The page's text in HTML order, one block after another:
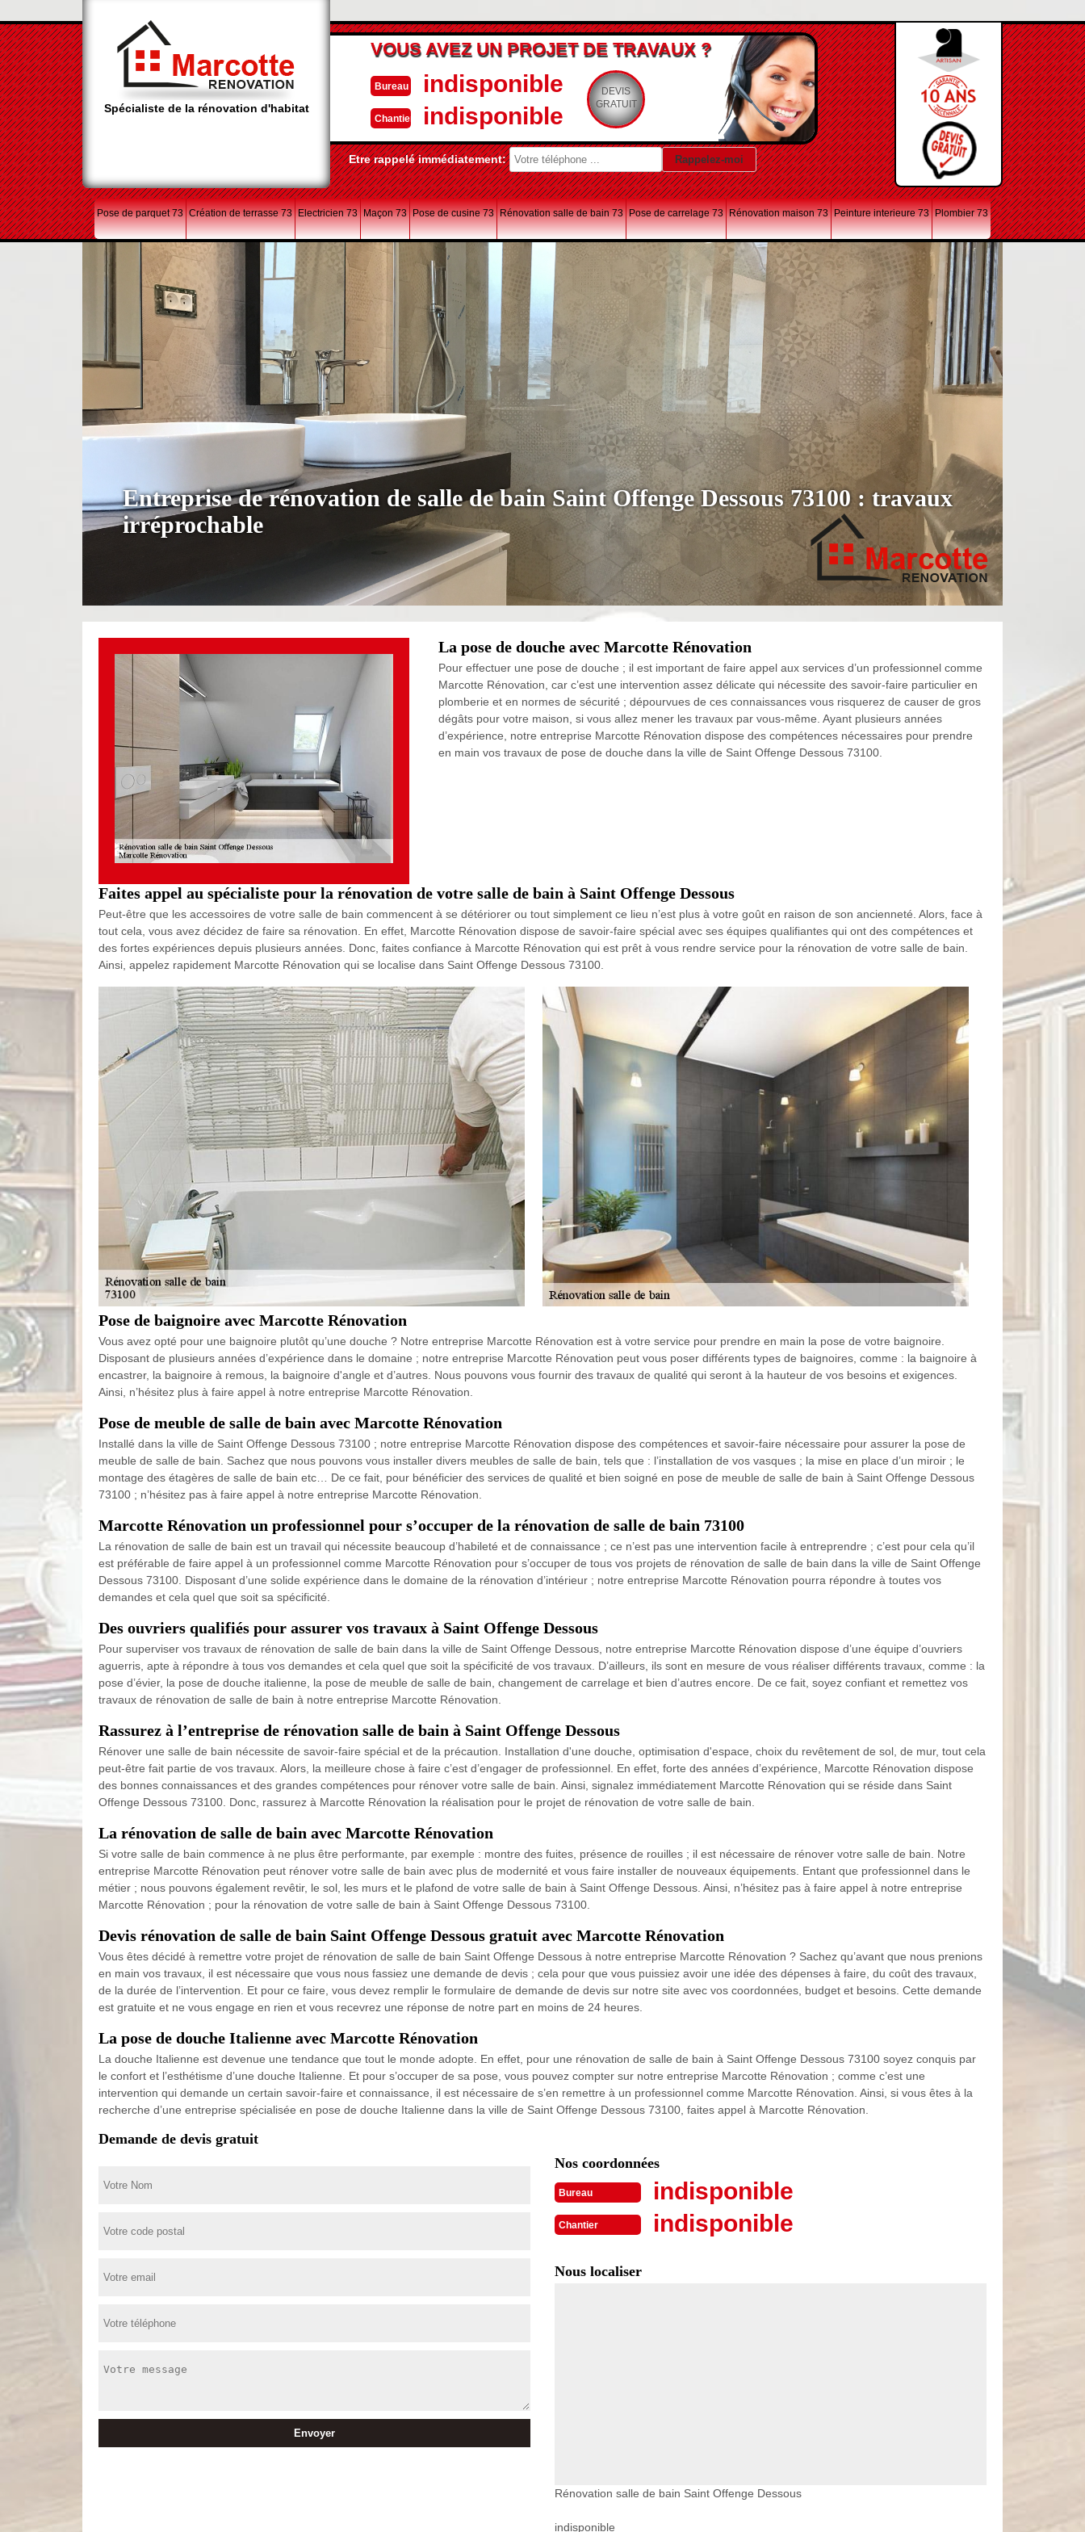
Spécialiste de la rénovation d'habitat
VOUS AVEZ UN PROJET DE TRAVAUX ?
Bureau indisponible
Chantier indisponible
DEVIS
GRATUIT
Etre rappelé immédiatement:
Pose de parquet 73 Création de terrasse 73 Electricien 73 Maçon 73 Pose de cusine 73 Rénovation salle de bain 73 Pose de carrelage 73 Rénovation maison 73 Peinture interieure 73 Plombier 73
Entreprise de rénovation de salle de bain Saint Offenge Dessous 73100 : travaux
irréprochable
La pose de douche avec Marcotte Rénovation
Pour effectuer une pose de douche ; il est important de faire appel aux services d’un professionnel comme
Marcotte Rénovation, car c’est une intervention assez délicate qui nécessite des savoir-faire particulier en
plomberie et en normes de sécurité ; dépourvues de ces connaissances vous risquerez de causer de gros
dégâts pour votre maison, si vous allez mener les travaux par vous-même. Ayant plusieurs années
d’expérience, notre entreprise Marcotte Rénovation dispose des compétences nécessaires pour prendre
en main vos travaux de pose de douche dans la ville de Saint Offenge Dessous 73100.
Faites appel au spécialiste pour la rénovation de votre salle de bain à Saint Offenge Dessous
Peut-être que les accessoires de votre salle de bain commencent à se détériorer ou tout simplement ce lieu n’est plus à votre goût en raison de son ancienneté. Alors, face à
tout cela, vous avez décidez de faire sa rénovation. En effet, Marcotte Rénovation dispose de savoir-faire spécial avec ses équipes qualifiantes qui ont des compétences et
des fortes expériences depuis plusieurs années. Donc, faites confiance à Marcotte Rénovation qui est prêt à vous rendre service pour la rénovation de votre salle de bain.
Ainsi, appelez rapidement Marcotte Rénovation qui se localise dans Saint Offenge Dessous 73100.
Pose de baignoire avec Marcotte Rénovation
Vous avez opté pour une baignoire plutôt qu’une douche ? Notre entreprise Marcotte Rénovation est à votre service pour prendre en main la pose de votre baignoire.
Disposant de plusieurs années d’expérience dans le domaine ; notre entreprise Marcotte Rénovation peut vous poser différents types de baignoires, comme : la baignoire à
encastrer, la baignoire à remous, la baignoire d'angle et d’autres. Nous pouvons vous fournir des travaux de qualité qui seront à la hauteur de vos besoins et exigences.
Ainsi, n’hésitez plus à faire appel à notre entreprise Marcotte Rénovation.
Pose de meuble de salle de bain avec Marcotte Rénovation
Installé dans la ville de Saint Offenge Dessous 73100 ; notre entreprise Marcotte Rénovation dispose des compétences et savoir-faire nécessaire pour assurer la pose de
meuble de salle de bain. Sachez que nous pouvons vous installer divers meubles de salle de bain, tels que : l’installation de vos vasques ; la mise en place d’un miroir ; le
montage des étagères de salle de bain etc… De ce fait, pour bénéficier des services de qualité et bien soigné en pose de meuble de salle de bain à Saint Offenge Dessous
73100 ; n’hésitez pas à faire appel à notre entreprise Marcotte Rénovation.
Marcotte Rénovation un professionnel pour s’occuper de la rénovation de salle de bain 73100
La rénovation de salle de bain est un travail qui nécessite beaucoup d’habileté et de connaissance ; ce n’est pas une intervention facile à entreprendre ; c’est pour cela qu’il
est préférable de faire appel à un professionnel comme Marcotte Rénovation pour s’occuper de tous vos projets de rénovation de salle de bain dans la ville de Saint Offenge
Dessous 73100. Disposant d’une solide expérience dans le domaine de la rénovation d’intérieur ; notre entreprise Marcotte Rénovation pourra répondre à toutes vos
demandes et cela quel que soit sa spécificité.
Des ouvriers qualifiés pour assurer vos travaux à Saint Offenge Dessous
Pour superviser vos travaux de rénovation de salle de bain dans la ville de Saint Offenge Dessous, notre entreprise Marcotte Rénovation dispose d’une équipe d’ouvriers
aguerris, apte à répondre à tous vos demandes et cela quel que soit la spécificité de vos travaux. D’ailleurs, ils sont en mesure de vous réaliser différents travaux, comme : la
pose d’évier, la pose de douche italienne, la pose de meuble de salle de bain, changement de carrelage et bien d’autres encore. De ce fait, soyez confiant et remettez vos
travaux de rénovation de salle de bain à notre entreprise Marcotte Rénovation.
Rassurez à l’entreprise de rénovation salle de bain à Saint Offenge Dessous
Rénover une salle de bain nécessite de savoir-faire spécial et de la précaution. Installation d'une douche, optimisation d'espace, choix du revêtement de sol, de mur, tout cela
peut-être fait partie de vos travaux. Alors, la meilleure chose à faire c’est d’engager de professionnel. En effet, forte des années d’expérience, Marcotte Rénovation dispose
des bonnes connaissances et des grandes compétences pour rénover votre salle de bain. Ainsi, signalez immédiatement Marcotte Rénovation qui se réside dans Saint
Offenge Dessous 73100. Donc, rassurez à Marcotte Rénovation la réalisation pour le projet de rénovation de votre salle de bain.
La rénovation de salle de bain avec Marcotte Rénovation
Si votre salle de bain commence à ne plus être performante, par exemple : montre des fuites, présence de rouilles ; il est nécessaire de rénover votre salle de bain. Notre
entreprise Marcotte Rénovation peut rénover votre salle de bain avec plus de modernité et vous faire installer de nouveaux équipements. Entant que professionnel dans le
métier ; nous pouvons également revêtir, le sol, les murs et le plafond de votre salle de bain à Saint Offenge Dessous. Ainsi, n’hésitez pas à faire appel à notre entreprise
Marcotte Rénovation ; pour la rénovation de votre salle de bain à Saint Offenge Dessous 73100.
Devis rénovation de salle de bain Saint Offenge Dessous gratuit avec Marcotte Rénovation
Vous êtes décidé à remettre votre projet de rénovation de salle de bain Saint Offenge Dessous à notre entreprise Marcotte Rénovation ? Sachez qu’avant que nous prenions
en main vos travaux, il est nécessaire que vous nous fassiez une demande de devis ; cela pour que vous puissiez avoir une idée des dépenses à faire, du coût des travaux,
de la durée de l’intervention. Et pour ce faire, vous devez remplir le formulaire de demande de devis sur notre site avec vos coordonnées, budget et besoins. Cette demande
est gratuite et ne vous engage en rien et vous recevrez une réponse de notre part en moins de 24 heures.
La pose de douche Italienne avec Marcotte Rénovation
La douche Italienne est devenue une tendance que tout le monde adopte. En effet, pour une rénovation de salle de bain à Saint Offenge Dessous 73100 soyez conquis par
le confort et l’esthétisme d’une douche Italienne. Et pour s’occuper de sa pose, vous pouvez compter sur notre entreprise Marcotte Rénovation ; comme c’est une
intervention qui demande un certain savoir-faire et connaissance, il est nécessaire de s’en remettre à un professionnel comme Marcotte Rénovation. Ainsi, si vous êtes à la
recherche d’une entreprise spécialisée en pose de douche Italienne dans la ville de Saint Offenge Dessous 73100, faites appel à Marcotte Rénovation.
Demande de devis gratuit
Nos coordonnées
Bureau indisponible
Chantier indisponible
Nous localiser
Rénovation salle de bain Saint Offenge Dessous
indisponible